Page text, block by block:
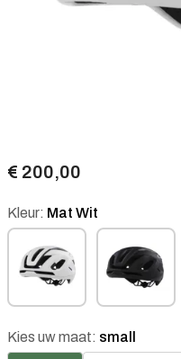
€ 200,00
Kleur: Mat Wit
Kies uw maat: small